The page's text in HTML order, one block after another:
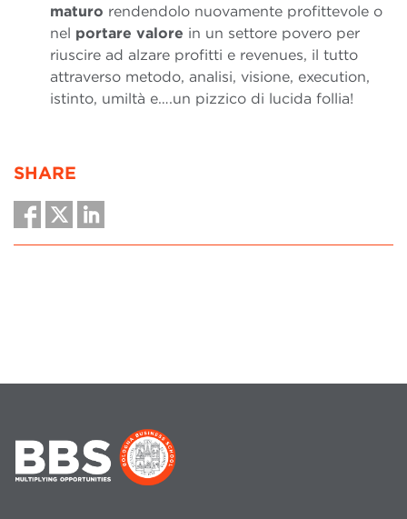
maturo rendendolo nuovamente profittevole o
nel portare valore in un settore povero per
riuscire ad alzare profitti e revenues, il tutto
attraverso metodo, analisi, visione, execution,
istinto, umiltà e….un pizzico di lucida follia!
SHARE